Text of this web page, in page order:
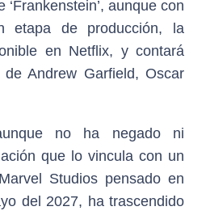
aunque con
etapa de producción, la
en Netflix, y contará
Andrew Garfield, Oscar
no ha negado ni
que lo vincula con un
Studios pensado en
del 2027, ha trascendido